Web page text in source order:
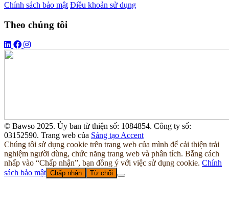
Chính sách bảo mật Điều khoản sử dụng
Theo chúng tôi
© Bawso 2025. Ủy ban từ thiện số: 1084854. Công ty số:
03152590. Trang web của Sáng tạo Accent
Chúng tôi sử dụng cookie trên trang web của mình để cải thiện trải
nghiệm người dùng, chức năng trang web và phân tích. Bằng cách
nhấp vào “Chấp nhận”, bạn đồng ý với việc sử dụng cookie. Chính
sách bảo mật Chấp nhận Từ chối